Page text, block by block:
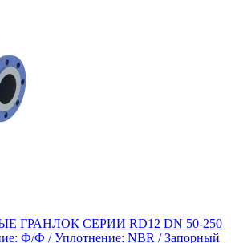
ГРАНЛОК СЕРИИ RD12 DN 50-250
Ф/Ф / Уплотнение: NBR / Запорный